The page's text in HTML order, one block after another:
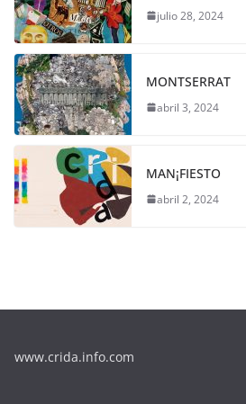
julio 28, 2024
MONTSERRAT
abril 3, 2024
MAN¡FIESTO
abril 2, 2024
www.crida.info.com